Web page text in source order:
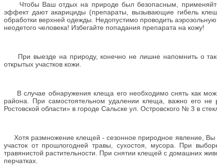
Чтобы Ваш отдых на природе был безопасным, применяйте
эффект дают акарициды (препараты, вызывающие гибель
обработки верхней одежды. Недопустимо проводить
неодетого человека! Избегайте попадания препарата на кожу!
При выезде на природу, конечно не лишне напомнить о
открытых участков кожи.
В случае обнаружения клеща его необходимо снять как
района. При самостоятельном удалении клеща, важно его
Ростовской области» в городе Сальске ул. Островского № 3 в
Хотя размножение клещей - сезонное природное явление, Вы
участок от прошлогодней травы, сухостоя, мусора. При
травянистой растительности. При снятии клещей с домашних
перчатках.